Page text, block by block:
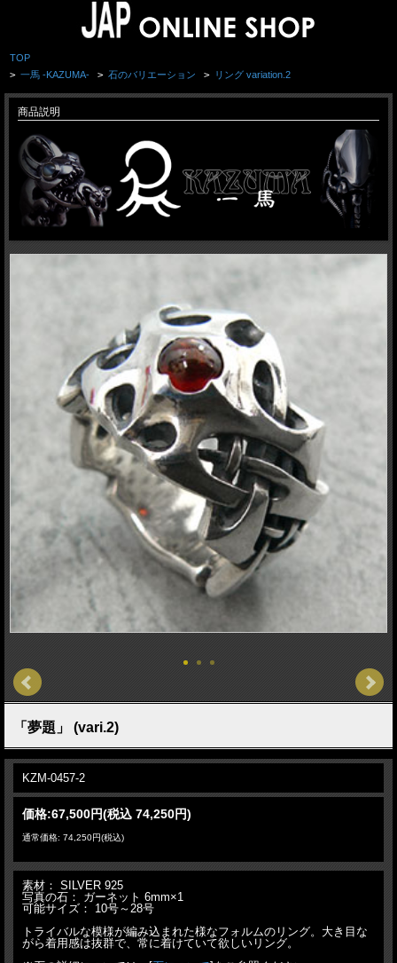
TOP
> 一馬 -KAZUMA- > 石のバリエーション > リング variation.2
商品説明
「夢題」 (vari.2)
KZM-0457-2
価格:67,500円(税込 74,250円)
通常価格: 74,250円(税込)
素材： SILVER 925
写真の石： ガーネット 6mm×1
可能サイズ： 10号～28号
トライバルな模様が編み込まれた様なフォルムのリング。大き目な
がら着用感は抜群で、常に着けていて欲しいリング。